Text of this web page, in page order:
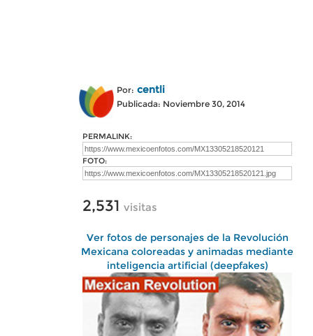
Por: centli
Publicada: Noviembre 30, 2014
PERMALINK:
FOTO:
2,531 visitas
Ver fotos de personajes de la Revolución
Mexicana coloreadas y animadas mediante
inteligencia artificial (deepfakes)